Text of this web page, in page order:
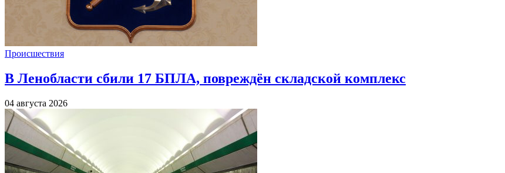
Происшествия
В Ленобласти сбили 17 БПЛА, повреждён складской комплекс
04 августа 2026